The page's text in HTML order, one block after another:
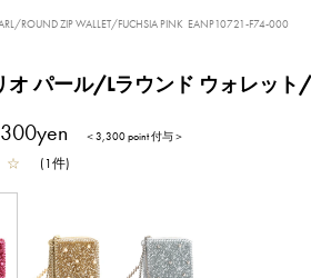
ROUND ZIP WALLET/FUCHSIA PINK EANP10721-F74-000
オ パール/Lラウンド ウォレッ
＜3,300 point 付与＞
☆ (1件)